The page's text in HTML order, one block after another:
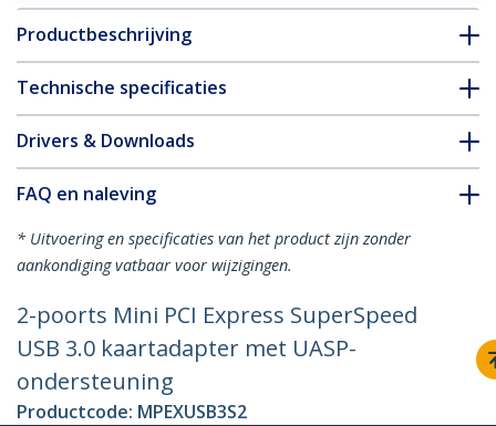
Productbeschrijving
Technische specificaties
Drivers & Downloads
FAQ en naleving
* Uitvoering en specificaties van het product zijn zonder
aankondiging vatbaar voor wijzigingen.
2-poorts Mini PCI Express SuperSpeed
USB 3.0 kaartadapter met UASP-
ondersteuning
Productcode: MPEXUSB3S2